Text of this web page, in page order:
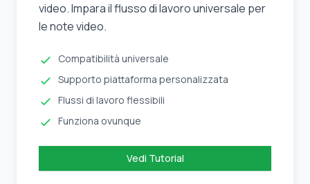
video. Impara il flusso di lavoro universale per
le note video.
Compatibilità universale
Supporto piattaforma personalizzata
Flussi di lavoro flessibili
Funziona ovunque
Vedi Tutorial